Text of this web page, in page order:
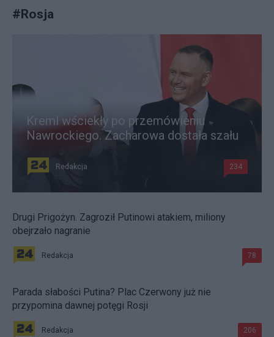
#Rosja
Kreml wściekły po przemówieniu
Nawrockiego. Zacharowa dostała szału
Redakcja 234
Drugi Prigożyn. Zagroził Putinowi atakiem, miliony
obejrzało nagranie
Redakcja 78
Parada słabości Putina? Plac Czerwony już nie
przypomina dawnej potęgi Rosji
Redakcja 206